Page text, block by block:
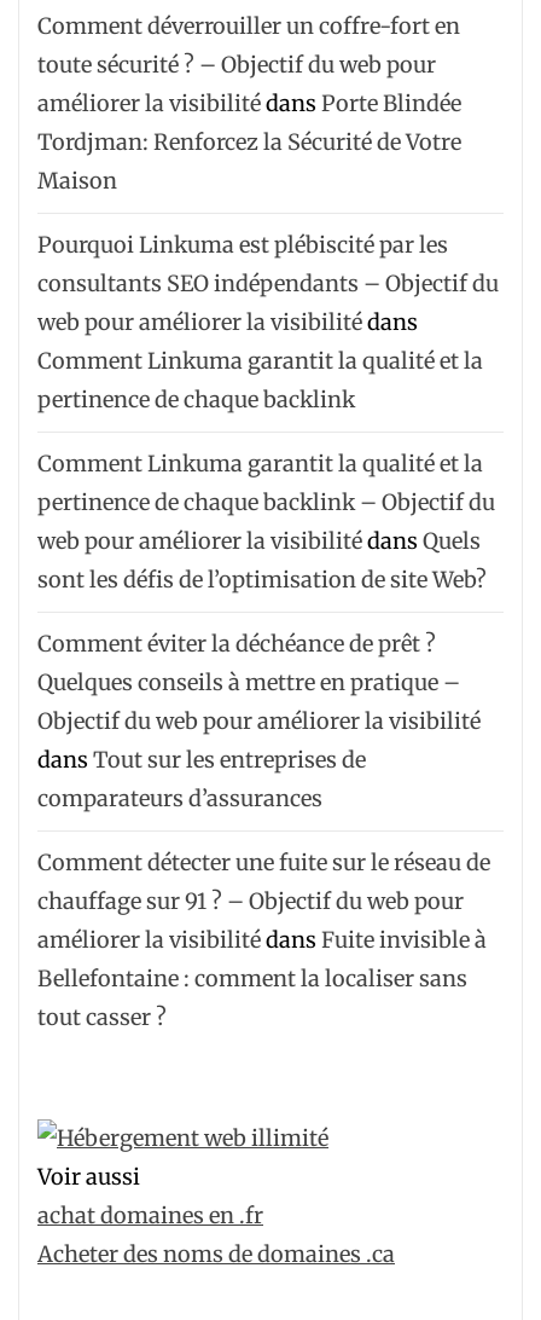
Comment déverrouiller un coffre-fort en
toute sécurité ? – Objectif du web pour
améliorer la visibilitédans Porte Blindée
Tordjman: Renforcez la Sécurité de Votre
Maison
Pourquoi Linkuma est plébiscité par les
consultants SEO indépendants – Objectif du
web pour améliorer la visibilitédans
Comment Linkuma garantit la qualité et la
pertinence de chaque backlink
Comment Linkuma garantit la qualité et la
pertinence de chaque backlink – Objectif du
web pour améliorer la visibilitédans Quels
sont les défis de l’optimisation de site Web?
Comment éviter la déchéance de prêt ?
Quelques conseils à mettre en pratique –
Objectif du web pour améliorer la visibilité
dans Tout sur les entreprises de
comparateurs d’assurances
Comment détecter une fuite sur le réseau de
chauffage sur 91 ? – Objectif du web pour
améliorer la visibilitédans Fuite invisible à
Bellefontaine : comment la localiser sans
tout casser ?
Voir aussi
achat domaines en .fr
Acheter des noms de domaines .ca